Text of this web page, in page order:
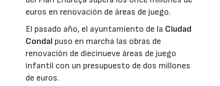
euros en renovación de áreas de juego.
El pasado año, el ayuntamiento de la Ciudad
Condal puso en marcha las obras de
renovación de diecinueve áreas de juego
infantil con un presupuesto de dos millones
de euros.